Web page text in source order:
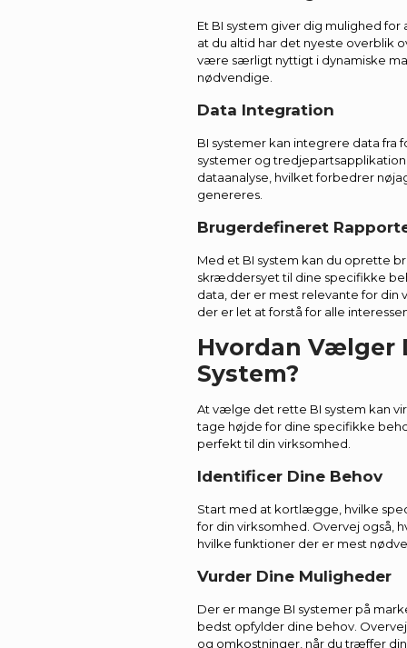
Et BI system giver dig mulighed
at du altid har det nyeste overblik
være særligt nyttigt i dynamiske
nødvendige.
Data Integration
BI systemer kan integrere data fra
systemer og
dataanalyse, hvilket forbedrer
genereres.
Brugerdefineret
Med et BI system kan du oprette
skræddersyet til dine specifikke
data, der er mest relevante for
der er let at forstå for alle
Hvordan Vælger
System?
At vælge det rette BI system kan
tage højde for dine specifikke
perfekt til din virksomhed.
Identificer Dine Behov
Start med at kortlægge, hvilke
for din virksomhed. Overvej også,
hvilke funktioner der er mest
Vurder Dine Muligheder
Der er mange BI systemer på
bedst opfylder dine behov.
og omkostninger, når du træffer